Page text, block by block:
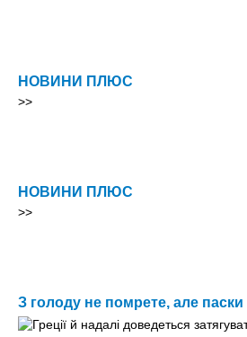
НОВИНИ ПЛЮС
>>
НОВИНИ ПЛЮС
>>
З голоду не помрете, але паски